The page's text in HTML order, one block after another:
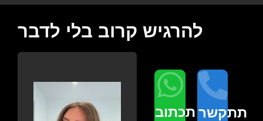
להרגיש קרוב בלי לדבר
תכתוב תתקשר